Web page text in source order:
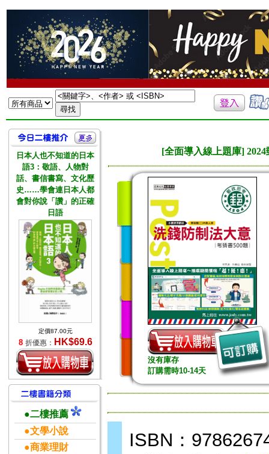
日本人也不知道的日本
語3：敬語、人物對
話、書信書寫、文化歷
史……學會連日本人都
會對你說「讚」的正確
日語
定價87.00元
8 折優惠： HK$69.6
●二樓推薦
●文學小說
●商業理財
[全面導入線上題庫]
沒有庫存
訂購需時10-14天
ISBN：